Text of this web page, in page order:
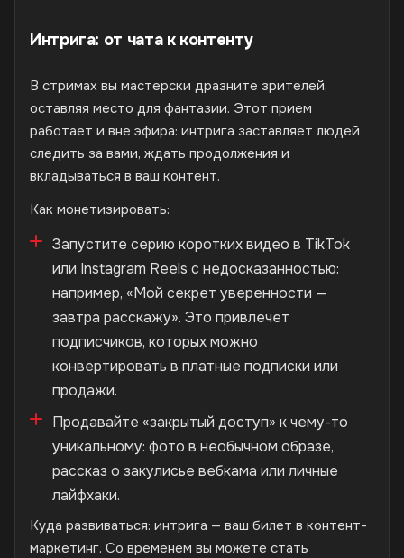
Интрига: от чата к контенту
В стримах вы мастерски дразните зрителей,
оставляя место для фантазии. Этот прием
работает и вне эфира: интрига заставляет людей
следить за вами, ждать продолжения и
вкладываться в ваш контент.
Как монетизировать:
Запустите серию коротких видео в TikTok
или Instagram Reels с недосказанностью:
например, «Мой секрет уверенности —
завтра расскажу». Это привлечет
подписчиков, которых можно
конвертировать в платные подписки или
продажи.
Продавайте «закрытый доступ» к чему-то
уникальному: фото в необычном образе,
рассказ о закулисье вебкама или личные
лайфхаки.
Куда развиваться: интрига — ваш билет в контент-
маркетинг. Со временем вы можете стать